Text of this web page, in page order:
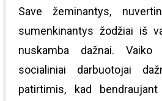
Save žeminantys,
sumenkinantys žodžiai iš
nuskamba dažnai.
socialiniai darbuotojai
patirtimis, kad